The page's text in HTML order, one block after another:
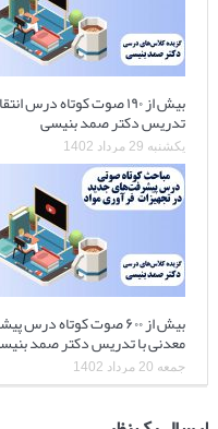
بیش از ۱۹۰ صوت کوتاه
تدریس دکتر صمد بنیسی
یکشنبه 29 مرداد 1402
بیش از ۶۰۰ صوت کوتاه
معدنی با تدریس دکتر صمد
جمعه 20 مرداد 1402